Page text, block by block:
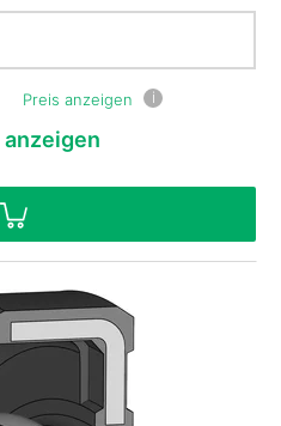
Preis anzeigen i
anzeigen